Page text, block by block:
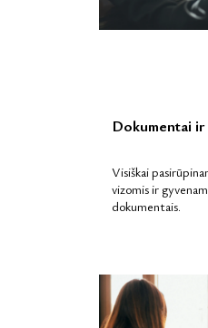
Dokumentai ir
Visiškai
vizomis ir
dokumentais.